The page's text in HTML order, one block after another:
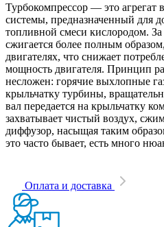
Турбокомпрессор — это агрегат
системы, предназначенный для
топливной смеси кислородом. За
сжигается более полным
двигателях, что снижает
мощность двигателя. Принцип
несложен: горячие выхлопные
крыльчатку турбины,
вал передается на крыльчатку
захватывает чистый воздух,
диффузор, насыщая таким
это часто бывает, есть много
Оплата и доставка